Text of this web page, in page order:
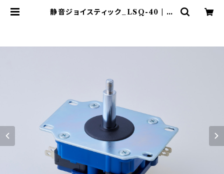
静音ジョイスティック_LSQ-40 | セ